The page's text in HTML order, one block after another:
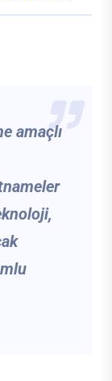
amaçlı